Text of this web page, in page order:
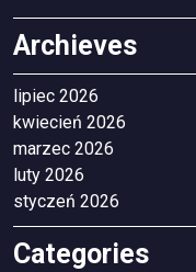
Archieves
lipiec 2026
kwiecień 2026
marzec 2026
luty 2026
styczeń 2026
Categories